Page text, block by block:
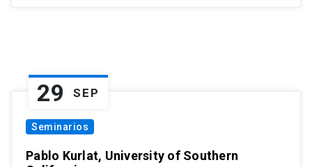
29 SEP
Seminarios
Pablo Kurlat, University of Southern